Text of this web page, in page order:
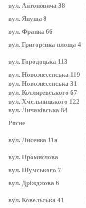
вул. Антоновича 38
вул. Януша 8
вул. Франка 66
вул. Григоренка площа 4
вул. Городоцька 113
вул. Новознесенська 119
вул. Новознесенська 31
вул. Котляревського 67
вул. Хмельницького 122
вул. Личаківська 84
Рясне
вул. Лисенка 11а
вул. Промислова
вул. Шумського 7
вул. Дріжджова 6
вул. Ковельська 41